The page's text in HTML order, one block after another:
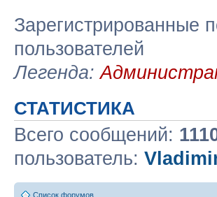
Зарегистрированные
пользователей
Легенда:
СТАТИСТИКА
Всего сообщений:
пользователь:
Список форумов